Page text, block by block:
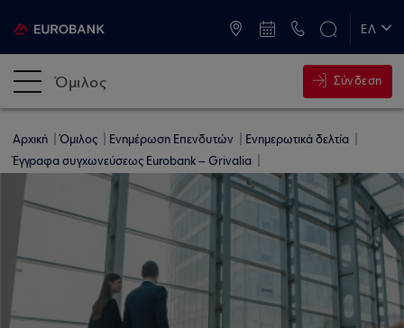
ΕΛ
Όμιλος Σύνδεση
Αρχική Όμιλος Ενημέρωση Επενδυτών
Ενημερωτικά δελτία
Έγγραφα συγχωνεύσεως Eurobank – Grivalia